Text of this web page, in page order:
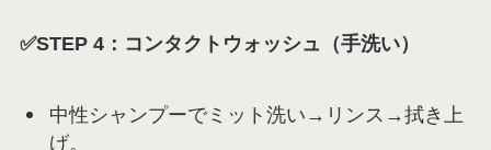
✅STEP 4：コンタクトウォッシュ（手洗い）
中性シャンプーでミット洗い→リンス→拭き上
げ。